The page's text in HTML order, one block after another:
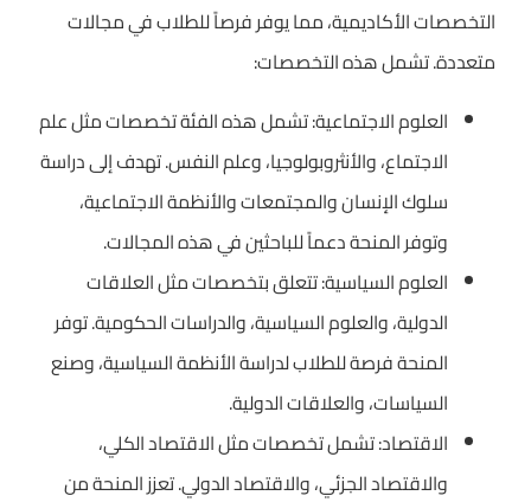
التخصصات الأكاديمية، مما يوفر فرصاً للطلاب في مجالات
متعددة. تشمل هذه التخصصات:
العلوم الاجتماعية: تشمل هذه الفئة تخصصات مثل علم
الاجتماع، والأنثروبولوجيا، وعلم النفس. تهدف إلى دراسة
سلوك الإنسان والمجتمعات والأنظمة الاجتماعية،
وتوفر المنحة دعماً للباحثين في هذه المجالات.
العلوم السياسية: تتعلق بتخصصات مثل العلاقات
الدولية، والعلوم السياسية، والدراسات الحكومية. توفر
المنحة فرصة للطلاب لدراسة الأنظمة السياسية، وصنع
السياسات، والعلاقات الدولية.
الاقتصاد: تشمل تخصصات مثل الاقتصاد الكلي،
والاقتصاد الجزئي، والاقتصاد الدولي. تعزز المنحة من